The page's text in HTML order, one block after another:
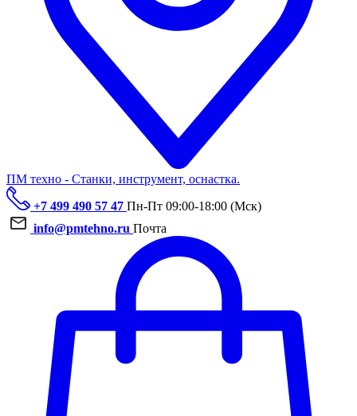
ПМ техно - Станки, инструмент, оснастка.
+7 499 490 57 47 Пн-Пт 09:00-18:00 (Мск)
info@pmtehno.ru Почта